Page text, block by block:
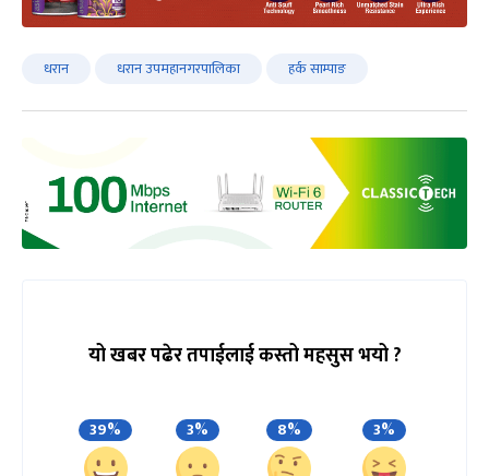
धरान धरान उपमहानगरपालिका हर्क साम्पाङ
यो खबर पढेर तपाईलाई कस्तो महसुस भयो ?
39% 3% 8% 3%